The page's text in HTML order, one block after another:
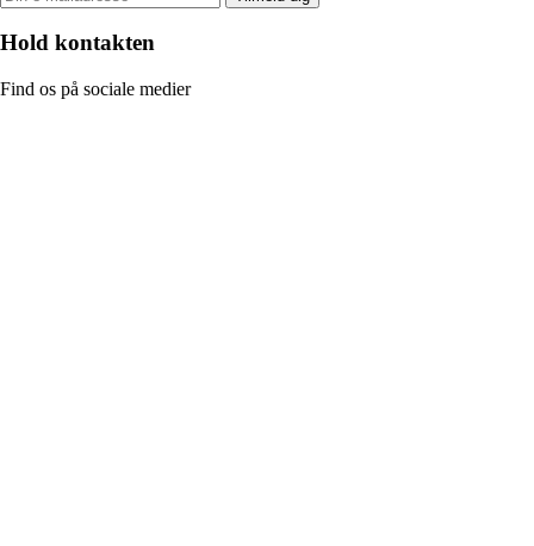
Hold kontakten
Find os på sociale medier